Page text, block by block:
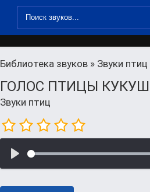
Библиотека звуков » Звуки птиц
ГОЛОС ПТИЦЫ
Звуки птиц